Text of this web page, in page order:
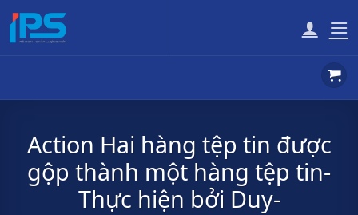
Bỏ
qua
nội
Action Hai hàng tệp tin được
gộp thành một hàng tệp tin-
Thực hiện bởi Duy-